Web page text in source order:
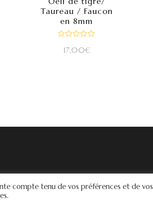
Taureau / Faucon
en 8mm
17,00€
compte tenu de vos préférences et de vos